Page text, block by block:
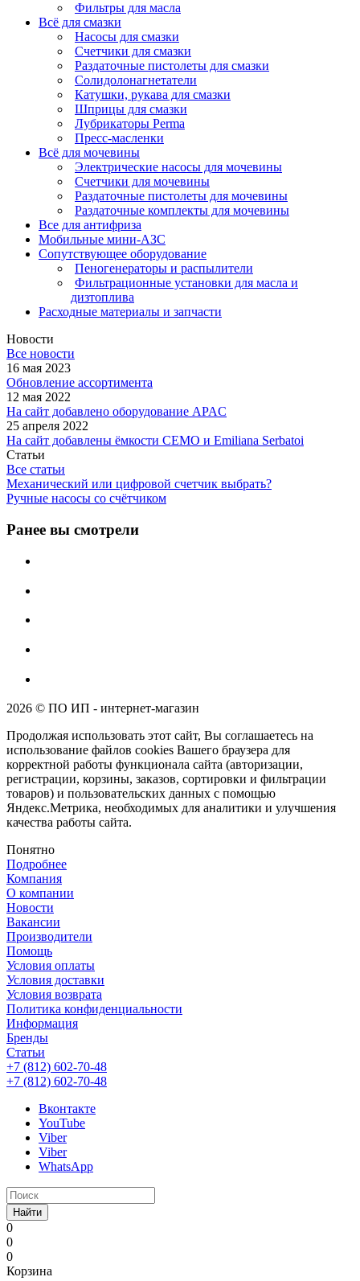
Фильтры для масла
Всё для смазки
Насосы для смазки
Счетчики для смазки
Раздаточные пистолеты для смазки
Солидолонагнетатели
Катушки, рукава для смазки
Шприцы для смазки
Лубрикаторы Perma
Пресс-масленки
Всё для мочевины
Электрические насосы для мочевины
Счетчики для мочевины
Раздаточные пистолеты для мочевины
Раздаточные комплекты для мочевины
Все для антифриза
Мобильные мини-АЗС
Сопутствующее оборудование
Пеногенераторы и распылители
Фильтрационные установки для масла и
дизтоплива
Расходные материалы и запчасти
Новости
Все новости
16 мая 2023
Обновление ассортимента
12 мая 2022
На сайт добавлено оборудование APAC
25 апреля 2022
На сайт добавлены ёмкости CEMO и Emiliana Serbatoi
Статьи
Все статьи
Механический или цифровой счетчик выбрать?
Ручные насосы со счётчиком
Ранее вы смотрели
2026 © ПО ИП - интернет-магазин
Продолжая использовать этот сайт, Вы соглашаетесь на
использование файлов cookies Вашего браузера для
корректной работы функционала сайта (авторизации,
регистрации, корзины, заказов, сортировки и фильтрации
товаров) и пользовательских данных с помощью
Яндекс.Метрика, необходимых для аналитики и улучшения
качества работы сайта.
Понятно
Подробнее
Компания
О компании
Новости
Вакансии
Производители
Помощь
Условия оплаты
Условия доставки
Условия возврата
Политика конфиденциальности
Информация
Бренды
Статьи
+7 (812) 602-70-48
+7 (812) 602-70-48
Вконтакте
YouTube
Viber
Viber
WhatsApp
Найти
0
0
0
Корзина